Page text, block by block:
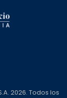
2026. Todos los